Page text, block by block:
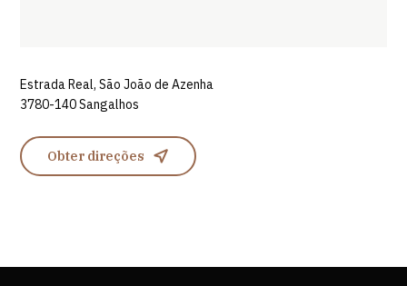
Estrada Real, São João de Azenha
3780-140 Sangalhos
Obter direções